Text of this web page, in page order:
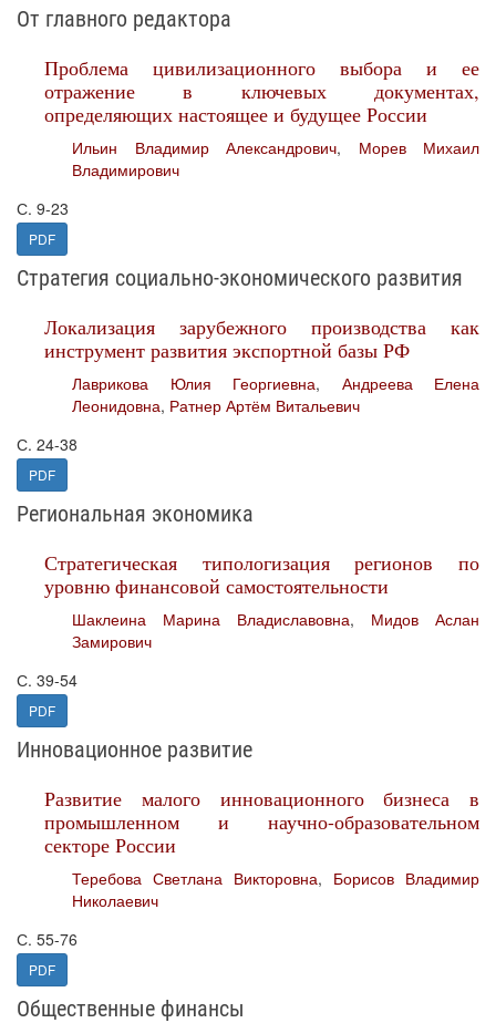
От главного редактора
Проблема цивилизационного выбора и ее
отражение в ключевых документах,
определяющих настоящее и будущее России
Ильин Владимир Александрович, Морев Михаил
Владимирович
С. 9-23
PDF
Стратегия социально-экономического развития
Локализация зарубежного производства как
инструмент развития экспортной базы РФ
Лаврикова Юлия Георгиевна, Андреева Елена
Леонидовна, Ратнер Артём Витальевич
С. 24-38
PDF
Региональная экономика
Стратегическая типологизация регионов по
уровню финансовой самостоятельности
Шаклеина Марина Владиславовна, Мидов Аслан
Замирович
С. 39-54
PDF
Инновационное развитие
Развитие малого инновационного бизнеса в
промышленном и научно-образовательном
секторе России
Теребова Светлана Викторовна, Борисов Владимир
Николаевич
С. 55-76
PDF
Общественные финансы